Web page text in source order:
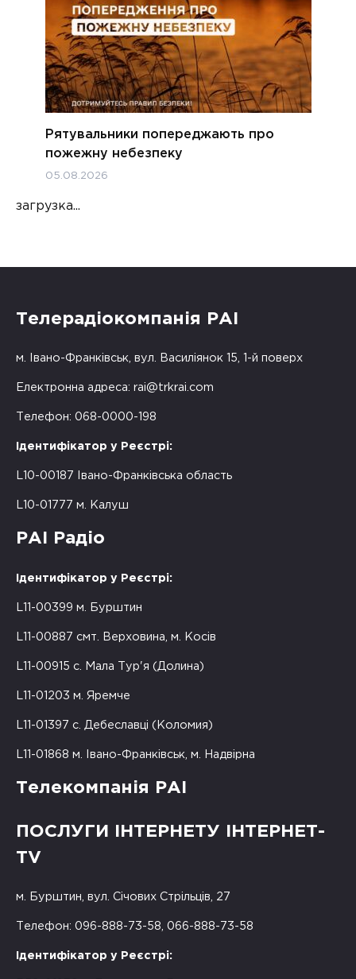
Рятувальники попереджають про
пожежну небезпеку
05.08.2026
загрузка...
Телерадіокомпанія РАІ
м. Івано-Франківськ, вул. Василіянок 15, 1-й поверх
Електронна адреса: rai@trkrai.com
Телефон: 068-0000-198
Ідентифікатор у Реєстрі:
L10-00187 Івано-Франківська область
L10-01777 м. Калуш
РАІ Радіо
Ідентифікатор у Реєстрі:
L11-00399 м. Бурштин
L11-00887 смт. Верховина, м. Косів
L11-00915 с. Мала Тур'я (Долина)
L11-01203 м. Яремче
L11-01397 с. Дебеславці (Коломия)
L11-01868 м. Івано-Франківськ, м. Надвірна
Телекомпанія РАІ
ПОСЛУГИ ІНТЕРНЕТУ ІНТЕРНЕТ-
TV
м. Бурштин, вул. Січових Стрільців, 27
Телефон: 096-888-73-58, 066-888-73-58
Ідентифікатор у Реєстрі: